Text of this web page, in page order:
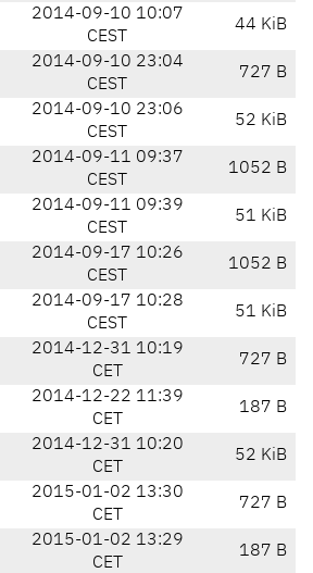
2014-09-10 10:07
CEST
44 KiB
2014-09-10 23:04
CEST
727 B
2014-09-10 23:06
CEST
52 KiB
2014-09-11 09:37
CEST
1052 B
2014-09-11 09:39
CEST
51 KiB
2014-09-17 10:26
CEST
1052 B
2014-09-17 10:28
CEST
51 KiB
2014-12-31 10:19
CET
727 B
2014-12-22 11:39
CET
187 B
2014-12-31 10:20
CET
52 KiB
2015-01-02 13:30
CET
727 B
2015-01-02 13:29
CET
187 B